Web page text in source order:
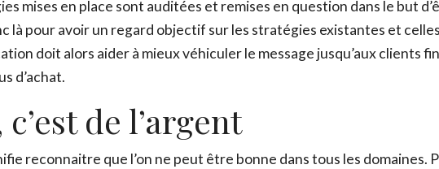
Email*
Ce site est protégé par reCAPTCHA et Google,
Conditions d'utilisation
mises en place sont auditées et remises en question dans le but
là pour avoir un regard objectif sur les stratégies existantes et
doit alors aider à mieux véhiculer le message jusqu’aux clients
d’achat.
de l’argent
reconnaitre que l’on ne peut être bonne dans tous les domaines.